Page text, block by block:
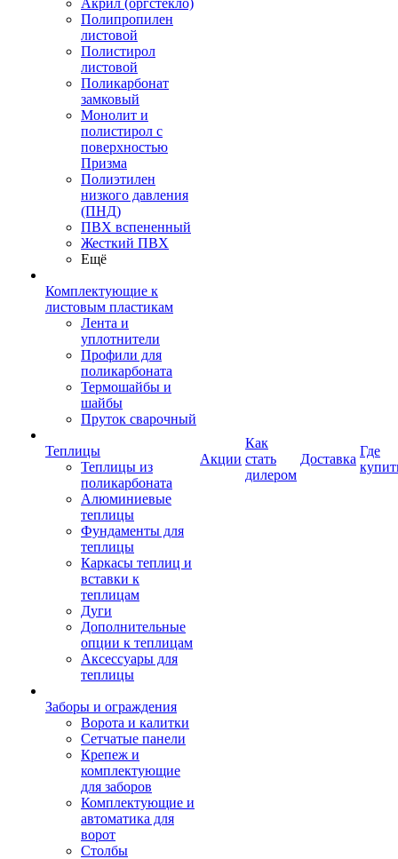
Акрил (оргстекло)
Полипропилен
листовой
Полистирол
листовой
Поликарбонат
замковый
Монолит и
полистирол с
поверхностью
Призма
Полиэтилен
низкого давления
(ПНД)
ПВХ вспененный
Жесткий ПВХ
Ещё
Комплектующие к
листовым пластикам
Лента и
уплотнители
Профили для
поликарбоната
Термошайбы и
шайбы
Пруток сварочный
Теплицы
Теплицы из
поликарбоната
Алюминиевые
теплицы
Фундаменты для
теплицы
Каркасы теплиц и
вставки к
теплицам
Дуги
Дополнительные
опции к теплицам
Аксессуары для
теплицы
Заборы и ограждения
Ворота и калитки
Сетчатые панели
Крепеж и
комплектующие
для заборов
Комплектующие и
автоматика для
ворот
Столбы
Акции
Как
стать
дилером
Доставка
Где